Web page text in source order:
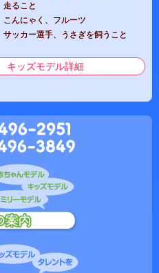
走ること
こんにゃく、フルーツ
サッカー選手、うさぎを飼うこと
キッズモデル詳細